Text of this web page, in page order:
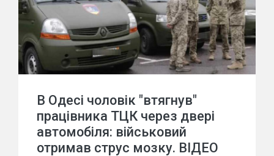
В Одесі чоловік "втягнув"
працівника ТЦК через двері
автомобіля: військовий
отримав струс мозку. ВІДЕО